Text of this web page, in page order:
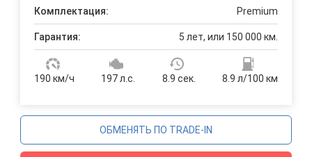
Комплектация: Premium
Гарантия: 5 лет, или 150 000 км.
190 км/ч 197 л.с. 8.9 сек. 8.9 л/100 км
ОБМЕНЯТЬ ПО TRADE-IN